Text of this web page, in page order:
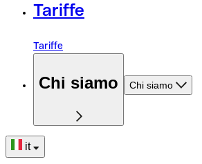
Tariffe
Tariffe
Chi siamo Chi siamo
it